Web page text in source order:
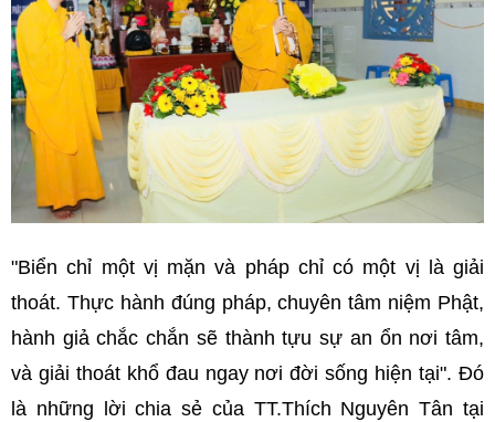
"Biển chỉ một vị mặn và pháp chỉ có một vị là giải
thoát. Thực hành đúng pháp, chuyên tâm niệm Phật,
hành giả chắc chắn sẽ thành tựu sự an ổn nơi tâm,
và giải thoát khổ đau ngay nơi đời sống hiện tại". Đó
là những lời chia sẻ của TT.Thích Nguyên Tân tại